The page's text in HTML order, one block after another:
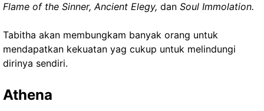
Flame of the Sinner, Ancient Elegy, dan Soul Immolation.
Tabitha akan membungkam banyak orang untuk
mendapatkan kekuatan yag cukup untuk melindungi
dirinya sendiri.
Athena